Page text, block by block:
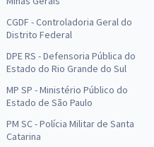
CGDF - Controladoria Geral do
Distrito Federal
DPE RS - Defensoria Pública do
Estado do Rio Grande do Sul
MP SP - Ministério Público do
Estado de São Paulo
PM SC - Polícia Militar de Santa
Catarina